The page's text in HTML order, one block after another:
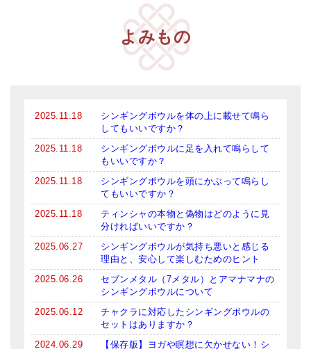
よみもの
2025.11.18
シンギングボウルを体の上に載せて鳴ら
してもいいですか？
2025.11.18
シンギングボウルに足を入れて鳴らして
もいいですか？
2025.11.18
シンギングボウルを頭にかぶって鳴らし
てもいいですか？
2025.11.18
ティンシャの本物と偽物はどのように見
分ければいいですか？
2025.06.27
シンギングボウルが気持ち悪いと感じる
理由と、安心して楽しむためのヒント
2025.06.26
セブンメタル（7メタル）とアマナマナの
シンギングボウルについて
2025.06.12
チャクラに対応したシンギングボウルの
セットはありますか？
2024.06.29
【保存版】ヨガや瞑想に欠かせない！シ